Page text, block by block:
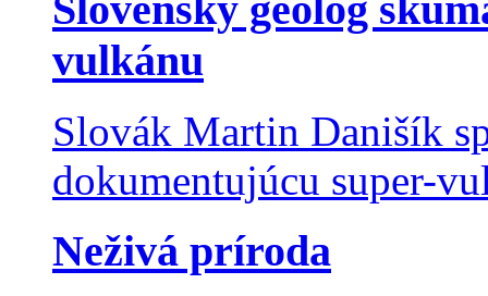
vulkánu
Slovák Martin Danišík
dokumentujúcu super-
Neživá príroda